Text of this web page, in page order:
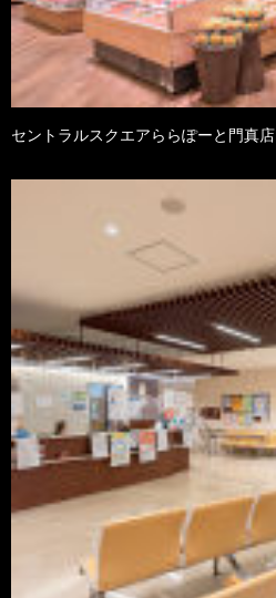
セントラルスクエアららぽーと門真店